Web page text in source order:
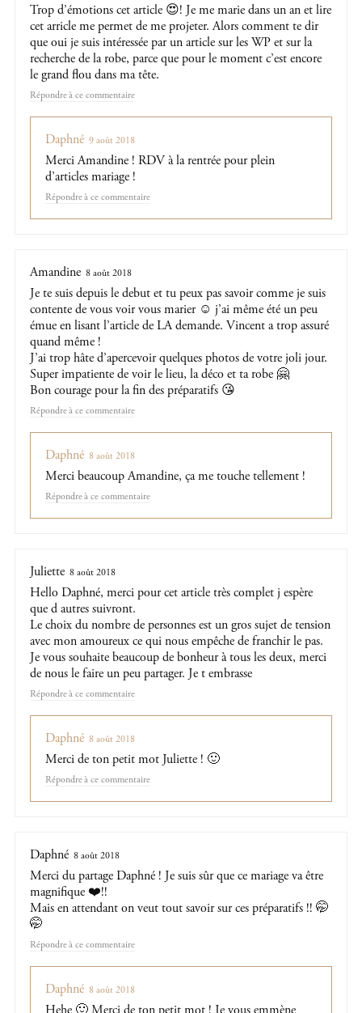
Trop d’émotions cet article 😍! Je me marie dans un an et lire
cet arricle me permet de me projeter. Alors comment te dir
que oui je suis intéressée par un article sur les WP et sur la
recherche de la robe, parce que pour le moment c’est encore
le grand flou dans ma tête.
Répondre
Daphné 9 août 2018
Merci Amandine ! RDV à la rentrée pour plein
d’articles mariage !
Répondre
Amandine 8 août 2018
Je te suis depuis le debut et tu peux pas savoir comme je suis
contente de vous voir vous marier ☺ j’ai même été un peu
émue en lisant l’article de LA demande. Vincent a trop assuré
quand même !
J’ai trop hâte d’apercevoir quelques photos de votre joli jour.
Super impatiente de voir le lieu, la déco et ta robe 🤗
Bon courage pour la fin des préparatifs 😘
Répondre
Daphné 8 août 2018
Merci beaucoup Amandine, ça me touche tellement !
Répondre
Juliette 8 août 2018
Hello Daphné, merci pour cet article très complet j espère
que d autres suivront.
Le choix du nombre de personnes est un gros sujet de tension
avec mon amoureux ce qui nous empêche de franchir le pas.
Je vous souhaite beaucoup de bonheur à tous les deux, merci
de nous le faire un peu partager. Je t embrasse
Répondre
Daphné 8 août 2018
Merci de ton petit mot Juliette ! 🙂
Répondre
Daphné 8 août 2018
Merci du partage Daphné ! Je suis sûr que ce mariage va être
magnifique ❤️!!
Mais en attendant on veut tout savoir sur ces préparatifs !! 🤭
🤭
Répondre
Daphné 8 août 2018